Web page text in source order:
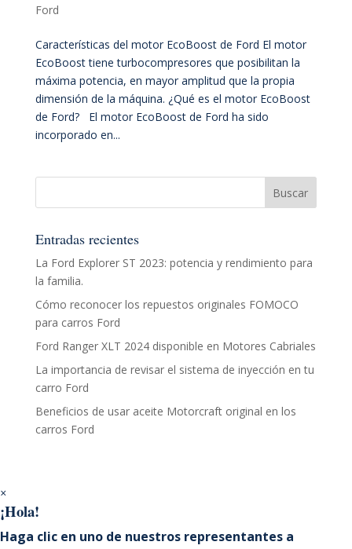
Ford
Características del motor EcoBoost de Ford El motor
EcoBoost tiene turbocompresores que posibilitan la
máxima potencia, en mayor amplitud que la propia
dimensión de la máquina. ¿Qué es el motor EcoBoost
de Ford? El motor EcoBoost de Ford ha sido
incorporado en...
Entradas recientes
La Ford Explorer ST 2023: potencia y rendimiento para
la familia.
Cómo reconocer los repuestos originales FOMOCO
para carros Ford
Ford Ranger XLT 2024 disponible en Motores Cabriales
La importancia de revisar el sistema de inyección en tu
carro Ford
Beneficios de usar aceite Motorcraft original en los
carros Ford
×
¡Hola!
Haga clic en uno de nuestros representantes a